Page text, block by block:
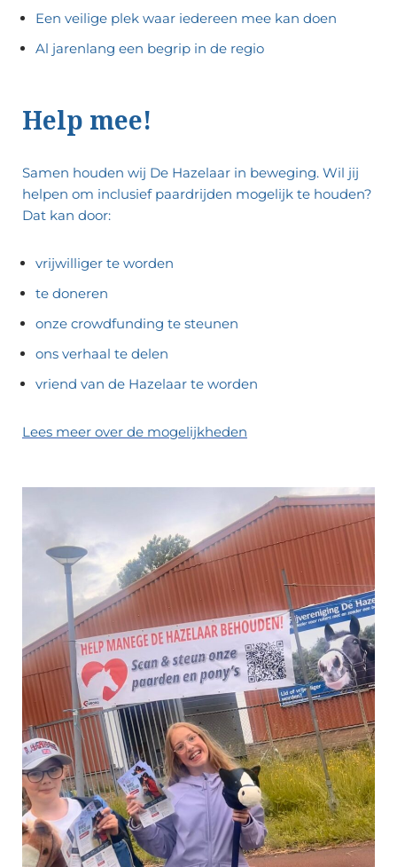
Een veilige plek waar iedereen mee kan doen
Al jarenlang een begrip in de regio
Help mee!
Samen houden wij De Hazelaar in beweging. Wil jij
helpen om inclusief paardrijden mogelijk te houden?
Dat kan door:
vrijwilliger te worden
te doneren
onze crowdfunding te steunen
ons verhaal te delen
vriend van de Hazelaar te worden
Lees meer over de mogelijkheden